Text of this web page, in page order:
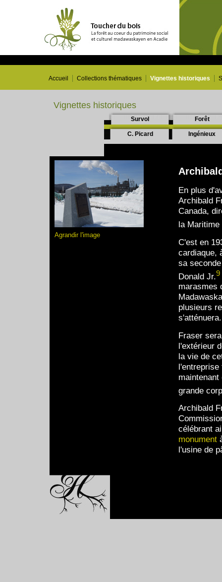
Accueil Collections thématiques Vignettes historiques
Vignettes historiques
Survol Forêt
C. Picard Ingénieux
Agrandir l'image
En plus
Archibald
Canada,
la Maritime
C'est en
cardiaque,
sa
Donald Jr.9
marasmes
plusieurs
s'atténuera.
Fraser
l'extérieur
la vie de
grande
Archibald
célébrant
monument
l'usine de